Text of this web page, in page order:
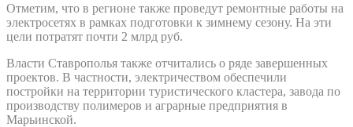
Отметим, что в регионе также проведут ремонтные работы на
электросетях в рамках подготовки к зимнему сезону. На эти
цели потратят почти 2 млрд руб.
Власти Ставрополья также отчитались о ряде завершенных
проектов. В частности, электричеством обеспечили
постройки на территории туристического кластера, завода по
производству полимеров и аграрные предприятия в
Марьинской.